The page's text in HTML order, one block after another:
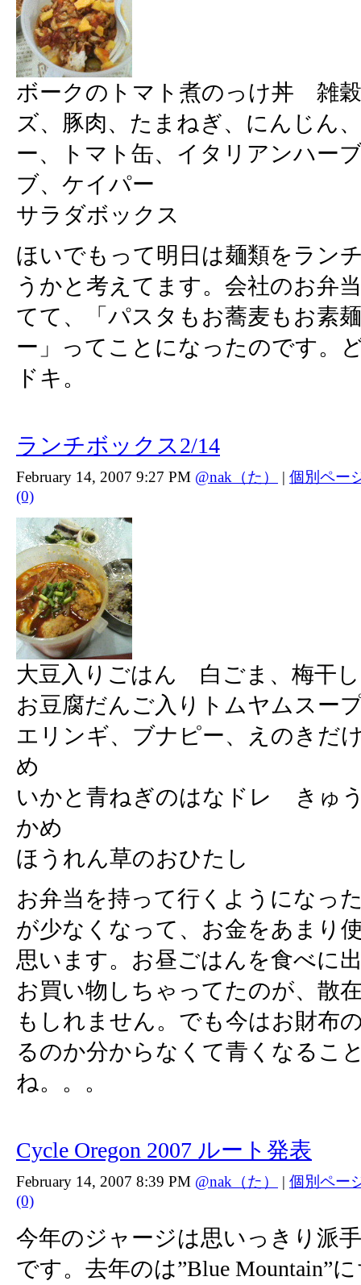
ボークのトマト煮のっけ丼 雑
ズ、豚肉、たまねぎ、にんじん
ー、トマト缶、イタリアンハー
ブ、ケイパー
サラダボックス
ほいでもって明日は麺類をラン
うかと考えてます。会社のお弁
てて、「パスタもお蕎麦もお素
ー」ってことになったのです。
ドキ。
ランチボックス2/14
February 14, 2007 9:27 PM @nak（た） | 個別ペー
(0)
大豆入りごはん 白ごま、梅干し
お豆腐だんご入りトムヤムスー
エリンギ、ブナピー、えのきだ
め
いかと青ねぎのはなドレ きゅ
かめ
ほうれん草のおひたし
お弁当を持って行くようになっ
が少なくなって、お金をあまり
思います。お昼ごはんを食べに
お買い物しちゃってたのが、散
もしれません。でも今はお財布
るのか分からなくて青くなるこ
ね。。。
Cycle Oregon 2007 ルート発表
February 14, 2007 8:39 PM @nak（た） | 個別ペー
(0)
今年のジャージは思いっきり派
です。去年のは”Blue Mountain”